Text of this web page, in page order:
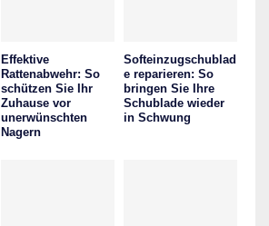
Effektive
Rattenabwehr: So
schützen Sie Ihr
Zuhause vor
unerwünschten
Nagern
Softeinzugschublad
e reparieren: So
bringen Sie Ihre
Schublade wieder
in Schwung